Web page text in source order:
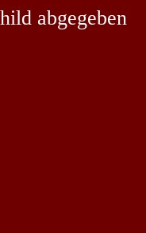
abgegeben